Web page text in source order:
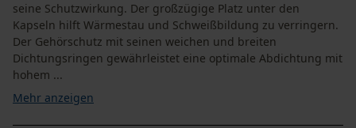
seine Schutzwirkung. Der großzügige Platz unter den
Kapseln hilft Wärmestau und Schweißbildung zu verringern.
Der Gehörschutz mit seinen weichen und breiten
Dichtungsringen gewährleistet eine optimale Abdichtung mit
hohem ...
Mehr anzeigen